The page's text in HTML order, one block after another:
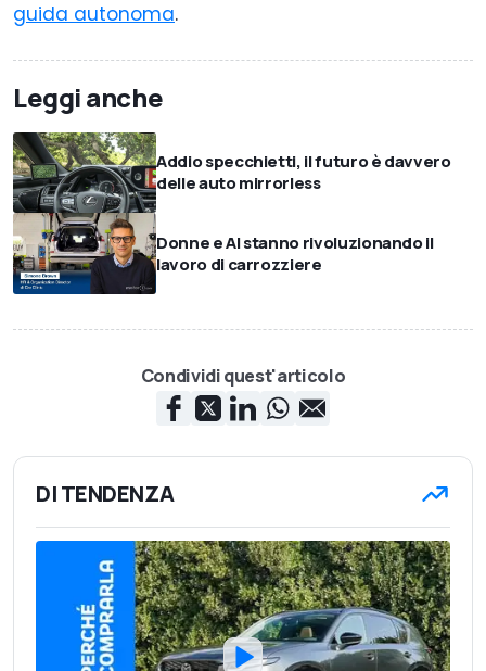
guida autonoma.
Leggi anche
Addio specchietti, il futuro è davvero
delle auto mirrorless
Donne e AI stanno rivoluzionando il
lavoro di carrozziere
Condividi quest'articolo
DI TENDENZA